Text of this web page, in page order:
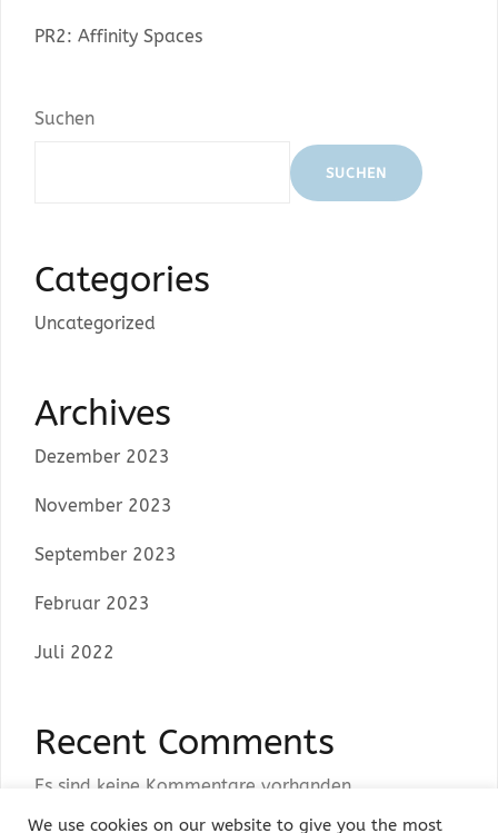
PR2: Affinity Spaces
Suchen
SUCHEN
Categories
Uncategorized
Archives
Dezember 2023
November 2023
September 2023
Februar 2023
Juli 2022
Recent Comments
Es sind keine Kommentare vorhanden.
We use cookies on our website to give you the most